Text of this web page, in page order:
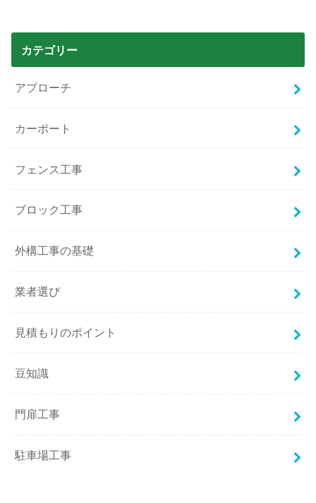
カテゴリー
アプローチ
カーポート
フェンス工事
ブロック工事
外構工事の基礎
業者選び
見積もりのポイント
豆知識
門扉工事
駐車場工事